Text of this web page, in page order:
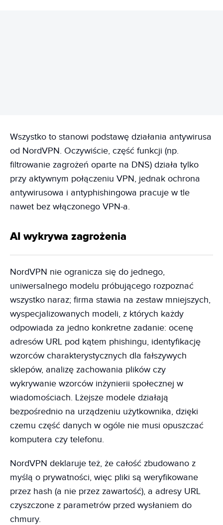
Wszystko to stanowi podstawę działania antywirusa
od NordVPN. Oczywiście, część funkcji (np.
filtrowanie zagrożeń oparte na DNS) działa tylko
przy aktywnym połączeniu VPN, jednak ochrona
antywirusowa i antyphishingowa pracuje w tle
nawet bez włączonego VPN-a.
AI wykrywa zagrożenia
NordVPN nie ogranicza się do jednego,
uniwersalnego modelu próbującego rozpoznać
wszystko naraz; firma stawia na zestaw mniejszych,
wyspecjalizowanych modeli, z których każdy
odpowiada za jedno konkretne zadanie: ocenę
adresów URL pod kątem phishingu, identyfikację
wzorców charakterystycznych dla fałszywych
sklepów, analizę zachowania plików czy
wykrywanie wzorców inżynierii społecznej w
wiadomościach. Lżejsze modele działają
bezpośrednio na urządzeniu użytkownika, dzięki
czemu część danych w ogóle nie musi opuszczać
komputera czy telefonu.
NordVPN deklaruje też, że całość zbudowano z
myślą o prywatności, więc pliki są weryfikowane
przez hash (a nie przez zawartość), a adresy URL
czyszczone z parametrów przed wysłaniem do
chmury.